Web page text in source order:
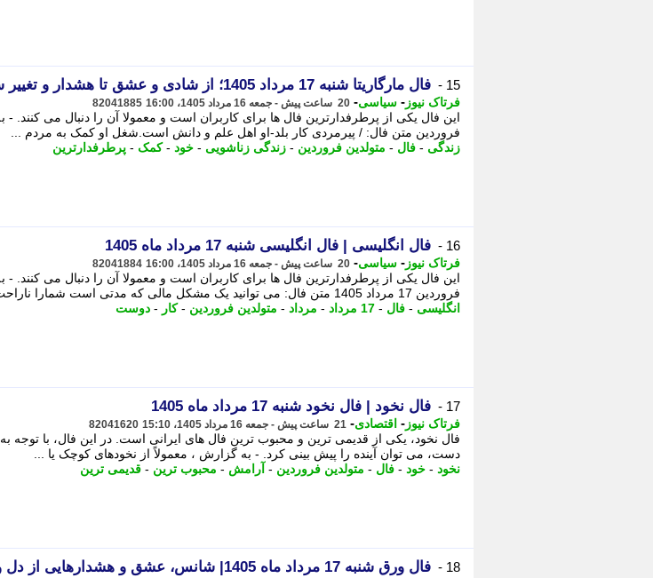
15 - فال مارگاریتا شنبه 17 مرداد 1405؛ از شادی و عشق تا هشدار و تغییر سرنوشت
فرتاک نیوز - سیاسی- 20 ساعت پیش - جمعه 16 مرداد 1405، 16:00 82041885
این فال یکی از پرطرفدارترین فال ها برای کاربران است و معمولا آن را دنبال می کنند. -
فروردین متن فال: / پیرمردی کار بلد-او اهل علم و دانش است.شغل او کمک به مردم ...
زندگی - فال - متولدین فروردین - زندگی زناشویی - خود -کمک - پرطرفدارترین
16 - فال انگلیسی | فال انگلیسی شنبه 17 مرداد ماه 1405
فرتاک نیوز - سیاسی- 20 ساعت پیش - جمعه 16 مرداد 1405، 16:00 82041884
این فال یکی از پرطرفدارترین فال ها برای کاربران است و معمولا آن را دنبال می کنند.
فروردین 17 مرداد 1405 متن فال: می توانید یک مشکل مالی که مدتی است شمارا ناراحت ...
انگلیسی - فال - 17 مرداد - مرداد - متولدین فروردین -کار - دوست
17 - فال نخود | فال نخود شنبه 17 مرداد ماه 1405
فرتاک نیوز - اقتصادی- 21 ساعت پیش - جمعه 16 مرداد 1405، 15:10 82041620
فال نخود، یکی از قدیمی ترین و محبوب ترین فال های ایرانی است. در این فال، با
دست، می توان آینده را پیش بینی کرد. - به گزارش ، معمولاً از نخودهای کوچک یا ...
نخود - خود - فال - متولدین فروردین - آرامش - محبوب ترین - قدیمی ترین
18 - فال ورق شنبه 17 مرداد ماه 1405| شانس، عشق و هشدارهایی از دل ورق ها!